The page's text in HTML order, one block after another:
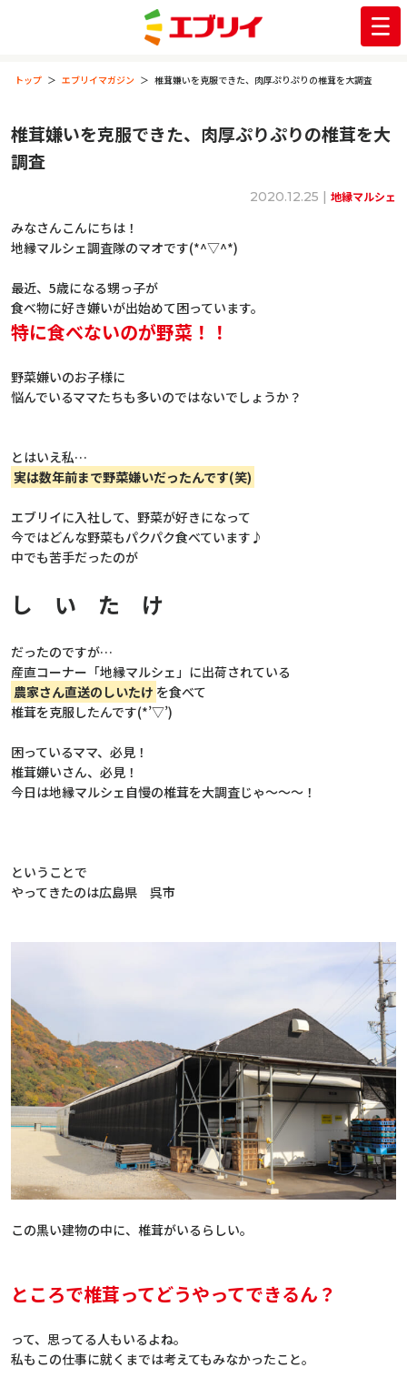
トップ エブリイマガジン 椎茸嫌いを克服できた、肉厚ぷりぷりの椎茸を大調査
椎茸嫌いを克服できた、肉厚ぷりぷりの椎茸を大
調査
2020.12.25 | 地縁マルシェ
みなさんこんにちは！
地縁マルシェ調査隊のマオです(*^▽^*)
最近、5歳になる甥っ子が
食べ物に好き嫌いが出始めて困っています。
特に食べないのが野菜！！
野菜嫌いのお子様に
悩んでいるママたちも多いのではないでしょうか？
とはいえ私…
実は数年前まで野菜嫌いだったんです(笑)
エブリイに入社して、野菜が好きになって
今ではどんな野菜もパクパク食べています♪
中でも苦手だったのが
し い た け
だったのですが…
産直コーナー「地縁マルシェ」に出荷されている
農家さん直送のしいたけ を食べて
椎茸を克服したんです(*’▽’)
困っているママ、必見！
椎茸嫌いさん、必見！
今日は地縁マルシェ自慢の椎茸を大調査じゃ～～～！
ということで
やってきたのは広島県 呉市
この黒い建物の中に、椎茸がいるらしい。
ところで椎茸ってどうやってできるん？
って、思ってる人もいるよね。
私もこの仕事に就くまでは考えてもみなかったこと。